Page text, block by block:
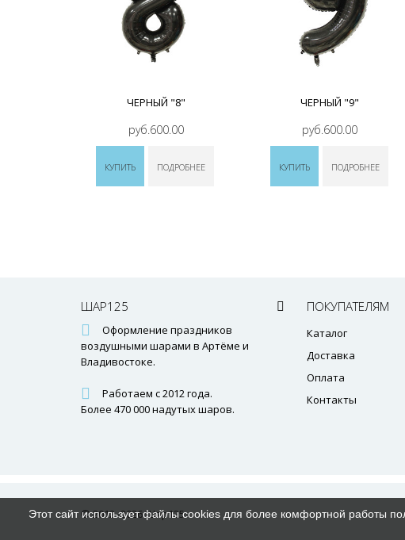
ЧЕРНЫЙ "8"
руб.600.00
КУПИТЬ ПОДРОБНЕЕ
ЧЕРНЫЙ "9"
руб.600.00
КУПИТЬ ПОДРОБНЕЕ
ШАР125
Оформление праздников
воздушными шарами в Артёме и
Владивостоке.
Работаем с 2012 года.
Более 470 000 надутых шаров.
ПОКУПАТЕЛЯМ
Каталог
Доставка
Оплата
Контакты
© 2012–2026 Шар125
Этот сайт использует файлы cookies для более комфортной работы